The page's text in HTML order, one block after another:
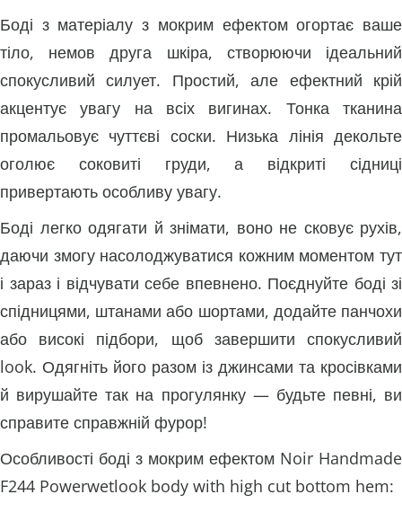
Боді з матеріалу з мокрим ефектом огортає ваше
тіло, немов друга шкіра, створюючи ідеальний
спокусливий силует. Простий, але ефектний крій
акцентує увагу на всіх вигинах. Тонка тканина
промальовує чуттєві соски. Низька лінія декольте
оголює соковиті груди, а відкриті сідниці
привертають особливу увагу.
Боді легко одягати й знімати, воно не сковує рухів,
даючи змогу насолоджуватися кожним моментом тут
і зараз і відчувати себе впевнено. Поєднуйте боді зі
спідницями, штанами або шортами, додайте панчохи
або високі підбори, щоб завершити спокусливий
look. Одягніть його разом із джинсами та кросівками
й вирушайте так на прогулянку — будьте певні, ви
справите справжній фурор!
Особливості боді з мокрим ефектом Noir Handmade
F244 Powerwetlook body with high cut bottom hem: